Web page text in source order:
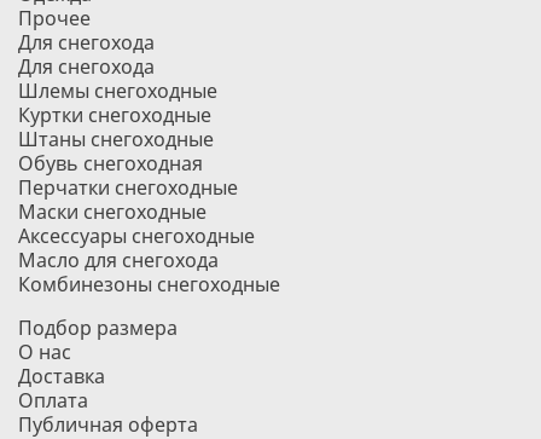
Прочее
Для снегохода
Для снегохода
Шлемы снегоходные
Куртки снегоходные
Штаны снегоходные
Обувь снегоходная
Перчатки снегоходные
Маски снегоходные
Аксессуары снегоходные
Масло для снегохода
Комбинезоны снегоходные
Подбор размера
О нас
Доставка
Оплата
Публичная оферта